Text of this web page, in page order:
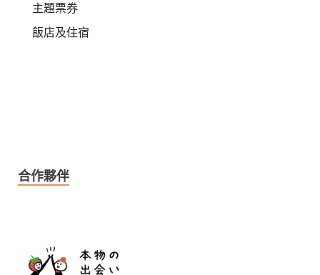
主題票券
飯店及住宿
合作夥伴